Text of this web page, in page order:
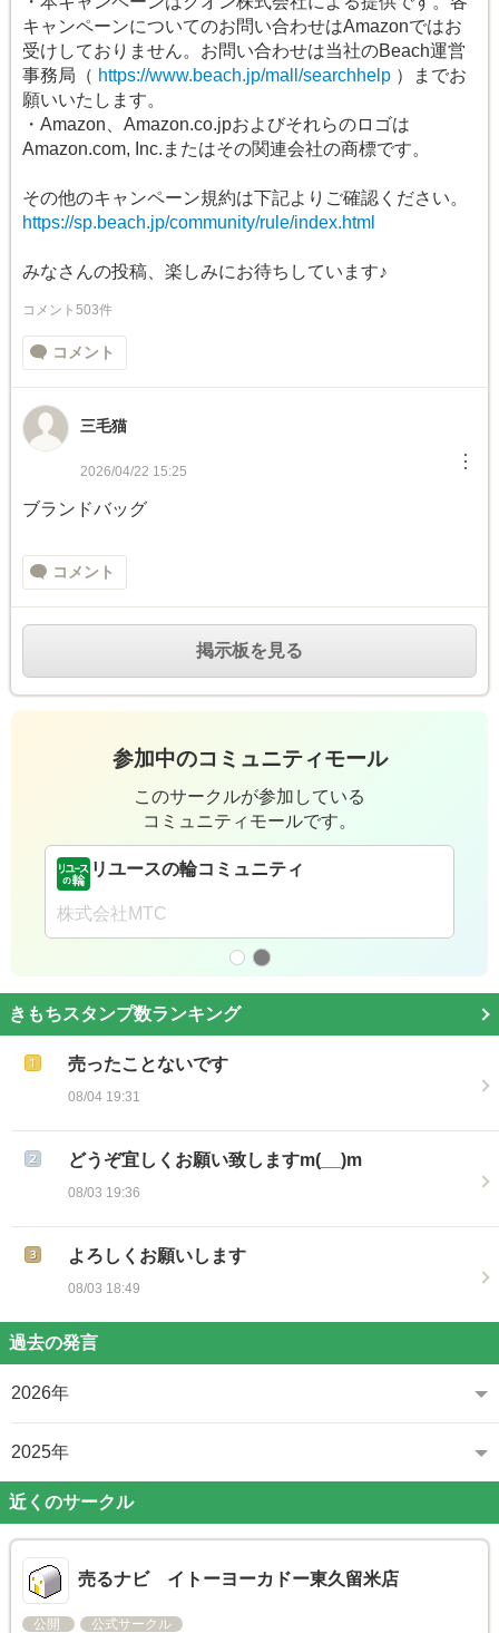
キャンペーンについてのお問い合わせはAmazonではお
受けしておりません。お問い合わせは当社のBeach運営
事務局（ https://www.beach.jp/mall/searchhelp ）までお
願いいたします。
・Amazon、Amazon.co.jpおよびそれらのロゴは
Amazon.com, Inc.またはその関連会社の商標です。
その他のキャンペーン規約は下記よりご確認ください。
https://sp.beach.jp/community/rule/index.html
みなさんの投稿、楽しみにお待ちしています♪
コメント503件
コメント
三毛猫
2026/04/22 15:25 ︙
ブランドバッグ
コメント
掲示板を見る
参加中のコミュニティモール
このサークルが参加している
コミュニティモールです。
リユースの輪コミュニティ
株式会社MTC
きもちスタンプ数ランキング
売ったことないです
08/04 19:31
どうぞ宜しくお願い致しますm(__)m
08/03 19:36
よろしくお願いします
08/03 18:49
過去の発言
2026年
2025年
近くのサークル
売るナビ イトーヨーカドー東久留米店
公開 公式サークル